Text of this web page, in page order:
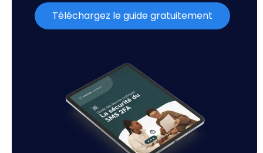
Téléchargez le guide gratuitement